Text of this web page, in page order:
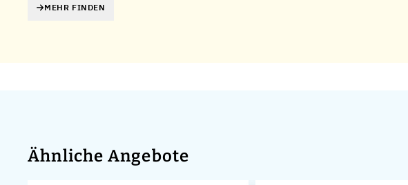
MEHR FINDEN
Ähnliche Angebote